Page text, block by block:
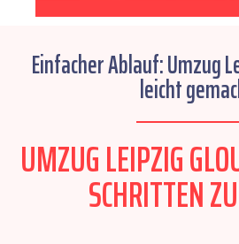
Einfacher Ablauf: Umzug
leicht
UMZUG LEIPZIG
SCHRITTEN